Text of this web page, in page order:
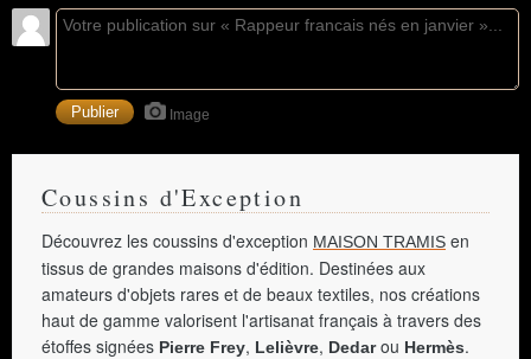
Image
Coussins d'Exception
Découvrez les coussins d'exception MAISON TRAMIS en
tissus de grandes maisons d'édition. Destinées aux
amateurs d'objets rares et de beaux textiles, nos créations
haut de gamme valorisent l'artisanat français à travers des
étoffes signées Pierre Frey, Lelièvre, Dedarou Hermès.